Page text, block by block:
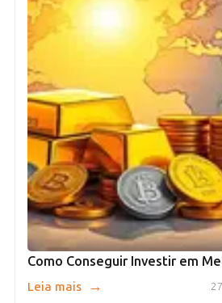
Como Conseguir Investir em
Leia mais →